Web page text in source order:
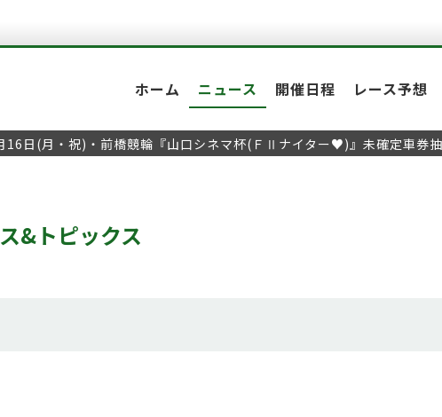
ホーム ニュース 開催日程 レース予想
16日(月・祝)・前橋競輪『山口シネマ杯(ＦⅡナイター♥)』未確定車券
&トピックス